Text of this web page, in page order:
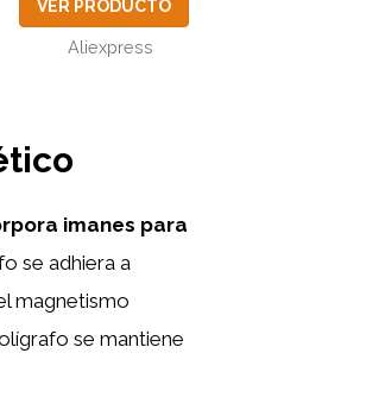
VER PRODUCTO
Aliexpress
imanes para
se adhiera a
magnetismo
se mantiene